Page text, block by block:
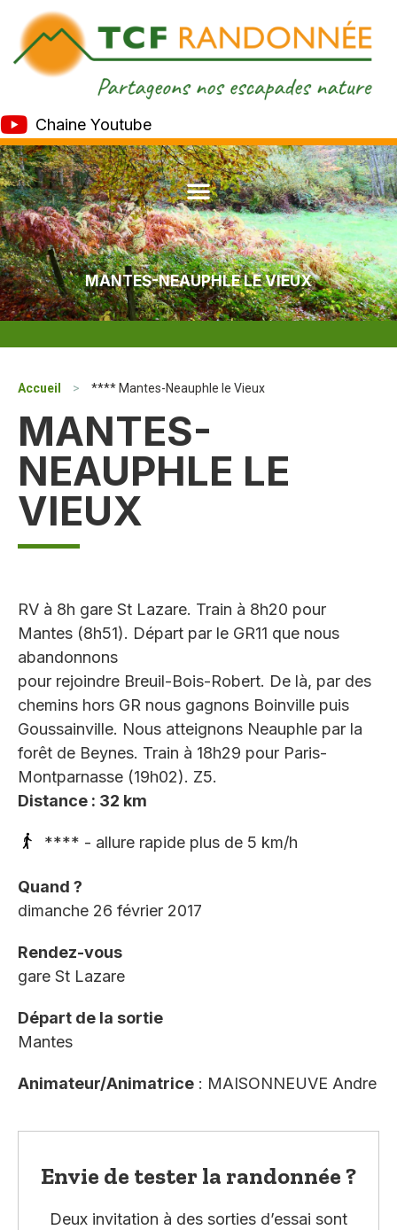
Chaine Youtube
MANTES-NEAUPHLE LE VIEUX
Accueil > **** Mantes-Neauphle le Vieux
MANTES-
NEAUPHLE LE
VIEUX
RV à 8h gare St Lazare. Train à 8h20 pour
Mantes (8h51). Départ par le GR11 que nous
abandonnons
pour rejoindre Breuil-Bois-Robert. De là, par des
chemins hors GR nous gagnons Boinville puis
Goussainville. Nous atteignons Neauphle par la
forêt de Beynes. Train à 18h29 pour Paris-
Montparnasse (19h02). Z5.
Distance : 32 km
**** - allure rapide plus de 5 km/h
Quand ?
dimanche 26 février 2017
Rendez-vous
gare St Lazare
Départ de la sortie
Mantes
Animateur/Animatrice : MAISONNEUVE Andre
Envie de tester la randonnée ?
Deux invitation à des sorties d’essai sont